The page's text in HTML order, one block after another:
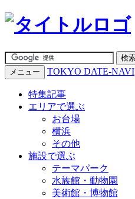
メニュー TOKYO DATE-NAVI
特集記事
エリアで選ぶ
お台場
横浜
その他
施設で選ぶ
テーマパーク
水族館・動物園
美術館・博物館